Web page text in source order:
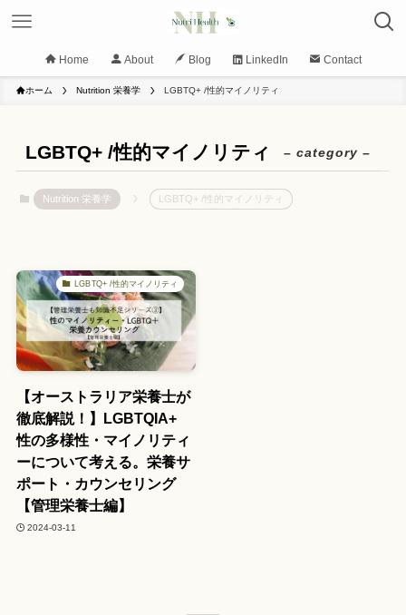
Home About Blog LinkedIn Contact
ホーム Nutrition 栄養学 LGBTQ+ /性的マイノリティ
LGBTQ+ /性的マイノリティ – category –
Nutrition 栄養学 LGBTQ+ /性的マイノリティ
LGBTQ+ /性的マイノリティ
【オーストラリア栄養士が
徹底解説！】LGBTQIA+
性の多様性・マイノリティ
ーについて考える。栄養サ
ポート・カウンセリング
【管理栄養士編】
2024-03-11